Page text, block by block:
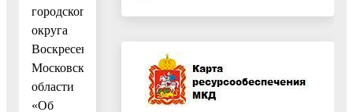
городского
округа
Воскресенск
Московской
области
«Об